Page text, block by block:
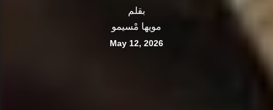
بقلم
مويها مْسيمو
May 12, 2026